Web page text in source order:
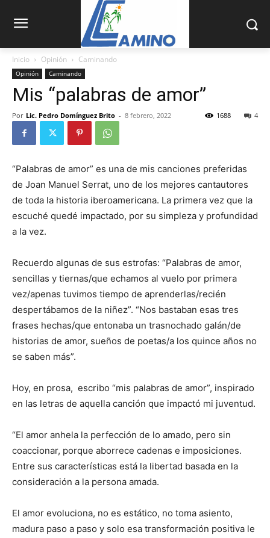
Inicio Opinión Caminando
Opinión Caminando
Mis “palabras de amor”
Por Lic. Pedro Domínguez Brito - 8 febrero, 2022 4
1688
“Palabras de amor” es una de mis canciones preferidas
de Joan Manuel Serrat, uno de los mejores cantautores
de toda la historia iberoamericana. La primera vez que la
escuché quedé impactado, por su simpleza y profundidad
a la vez.
Recuerdo algunas de sus estrofas: “Palabras de amor,
sencillas y tiernas/que echamos al vuelo por primera
vez/apenas tuvimos tiempo de aprenderlas/recién
despertábamos de la niñez”. “Nos bastaban esas tres
frases hechas/que entonaba un trasnochado galán/de
historias de amor, sueños de poetas/a los quince años no
se saben más”.
Hoy, en prosa, escribo “mis palabras de amor”, inspirado
en las letras de aquella canción que impactó mi juventud.
“El amor anhela la perfección de lo amado, pero sin
coaccionar, porque aborrece cadenas e imposiciones.
Entre sus características está la libertad basada en la
consideración a la persona amada.
El amor evoluciona, no es estático, no toma asiento,
madura paso a paso y solo esa transformación positiva le